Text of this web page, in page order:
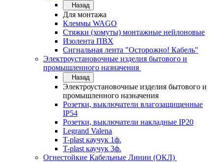
Назад
Для монтажа
Клеммы WAGO
Стяжки (хомуты) монтажные нейлоновые
Изолента ПВХ
Сигнальная лента "Осторожно! Кабель"
Электроустановочные изделия бытового и
промышленного назначения
Назад
Электроустановочные изделия бытового и
промышленного назначения
Розетки, выключатели влагозащищенные
IP54
Розетки, выключатели накладные IP20
Legrand Valena
T-plast каучук 1ф.
T-plast каучук 3ф.
Огнестойкие Кабельные Линии (ОКЛ)